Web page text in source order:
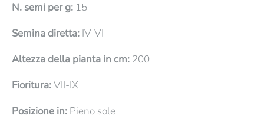
N. semi per g: 15
Semina diretta: IV-VI
Altezza della pianta in cm: 200
Fioritura:VII-IX
Posizione in: Pieno sole